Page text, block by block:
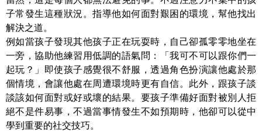
子常發生這種狀況。指導他如何面對艱困的環境，幫他找出
解決之道。
例如當孩子發現其他孩子正在玩耍時，自己卻孤零零地坐在
一旁，協助他練習用低調的語氣問：「我可不可以跟你們一
起玩？」即使孩子感覺很不舒服，透過角色扮演讓他處於那
個情境，會讓他處在周遭環境時更有自信。此外，跟孩子談
談該如何面對或好或壞的結果。要孩子準備好面對被別人拒
絕不是件易事，不過當事情發生不如預期時，他卻可以從中
學到重要的社交技巧。